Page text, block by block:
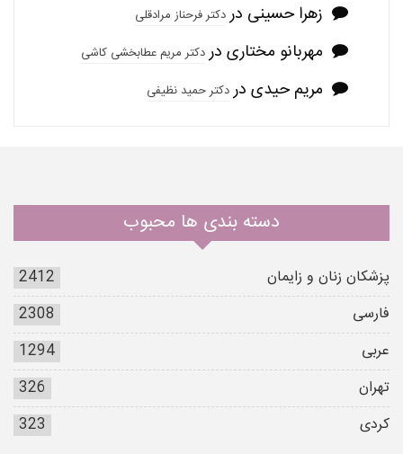
زهرا حسینی دردکتر فرحناز مرادقلی
مهربانو مختاری دردکتر مریم عطابخشی کاشی
مریم حیدی دردکتر حمید نظیفی
دسته بندی ها محبوب
پزشکان زنان و زایمان
2412
فارسی
2308
عربی
1294
تهران
326
کردی
323